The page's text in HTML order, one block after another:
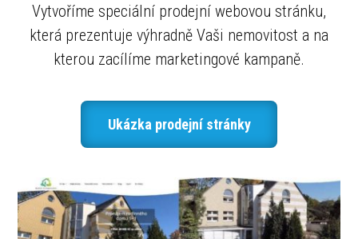
Vytvoříme speciální prodejní webovou stránku,
která prezentuje výhradně Vaši nemovitost a na
kterou zacílíme marketingové kampaně.
Ukázka prodejní stránky